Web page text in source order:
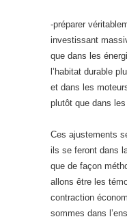
-préparer
investissant
que dans les
l’habitat durable
et dans les
plutôt que dans
Ces ajustements
ils se feront dans
que de façon
allons être les
contraction
sommes dans